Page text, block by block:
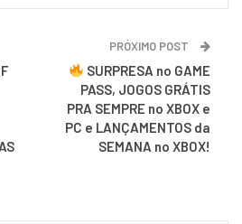
PRÓXIMO POST
SURPRESA no GAME
PASS, JOGOS GRÁTIS
PRA SEMPRE no XBOX e
PC e LANÇAMENTOS da
SEMANA no XBOX!